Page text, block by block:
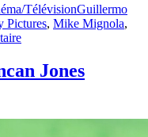
TélévisionÉtiquettes
Guillermo
Pictures, Mike Mignola,
sur
3
–
jamais
Jones